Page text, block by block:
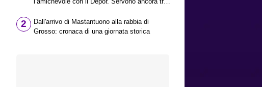
Antognoni, un finale senza vincitori
2
Dall'arrivo di Mastantuono alla rabbia di
Grosso: cronaca di una giornata storica